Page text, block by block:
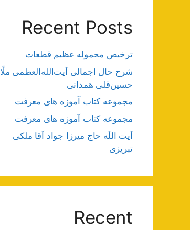
Recent Posts
ترخیص محموله عظیم قطعات
شرح حال اجمالی آیت‌الله‌العظمی ملّا
حسین‌قلی همدانی
مجموعه کتاب آموزه های معرفت
مجموعه کتاب آموزه های معرفت
آیت اللَه حاج میرزا جواد آقا ملکی
تبریزی
Recent